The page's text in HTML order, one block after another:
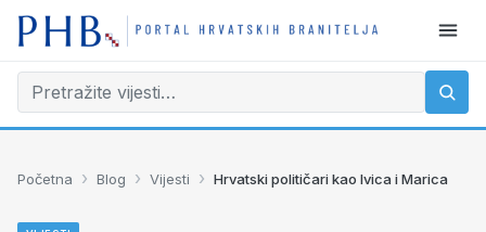
Početna › Blog › Vijesti › Hrvatski političari kao Ivica i Marica